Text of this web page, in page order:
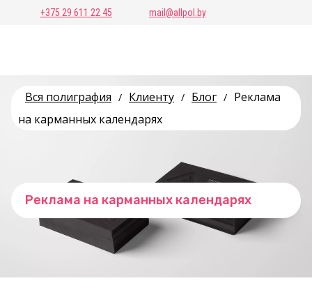
+375 29 611 22 45 mail@allpol.by
Вся полиграфия / Клиенту / Блог / Реклама
на карманных календарях
Реклама на карманных календарях